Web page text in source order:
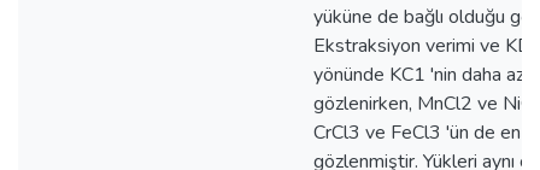
yüküne de bağlı olduğu
Ekstraksiyon verimi ve KD
yönünde KC1 'nin daha az
gözlenirken, MnCl2 ve
CrCl3 ve FeCl3 'ün de en
gözlenmiştir. Yükleri aynı